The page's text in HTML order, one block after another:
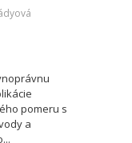
pomeru s
a